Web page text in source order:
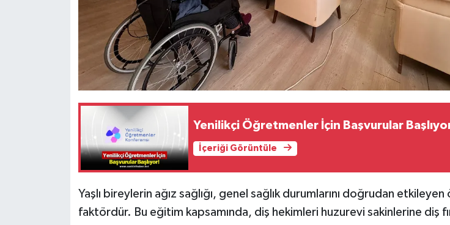
Yenilikçi Öğretmenler İçin Başvurular
İçeriği Görüntüle
Yaşlı bireylerin ağız sağlığı, genel sağlık durumlarını doğrudan
faktördür. Bu eğitim kapsamında, diş hekimleri huzurevi sakinlerine diş